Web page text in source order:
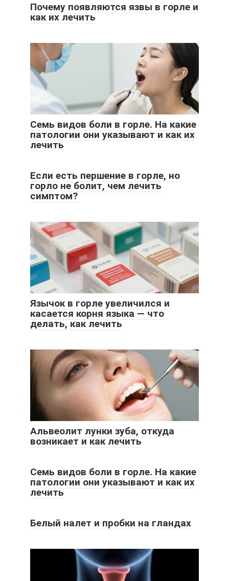
Почему появляются язвы в горле и
как их лечить
Семь видов боли в горле. На какие
патологии они указывают и как их
лечить
Если есть першение в горле, но
горло не болит, чем лечить
симптом?
Язычок в горле увеличился и
касается корня языка — что
делать, как лечить
Альвеолит лунки зуба, откуда
возникает и как лечить
Семь видов боли в горле. На какие
патологии они указывают и как их
лечить
Белый налет и пробки на гландах